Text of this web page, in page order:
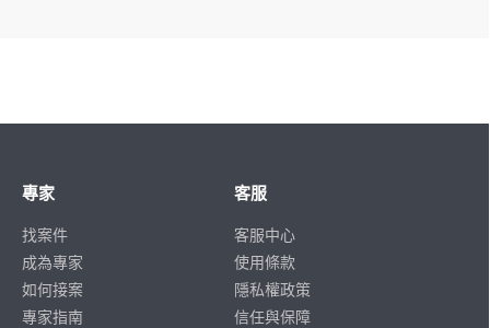
專家
找案件
成為專家
如何接案
專家指南
客服
客服中心
使用條款
隱私權政策
信任與保障